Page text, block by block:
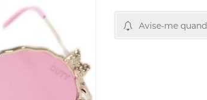
Avise-me